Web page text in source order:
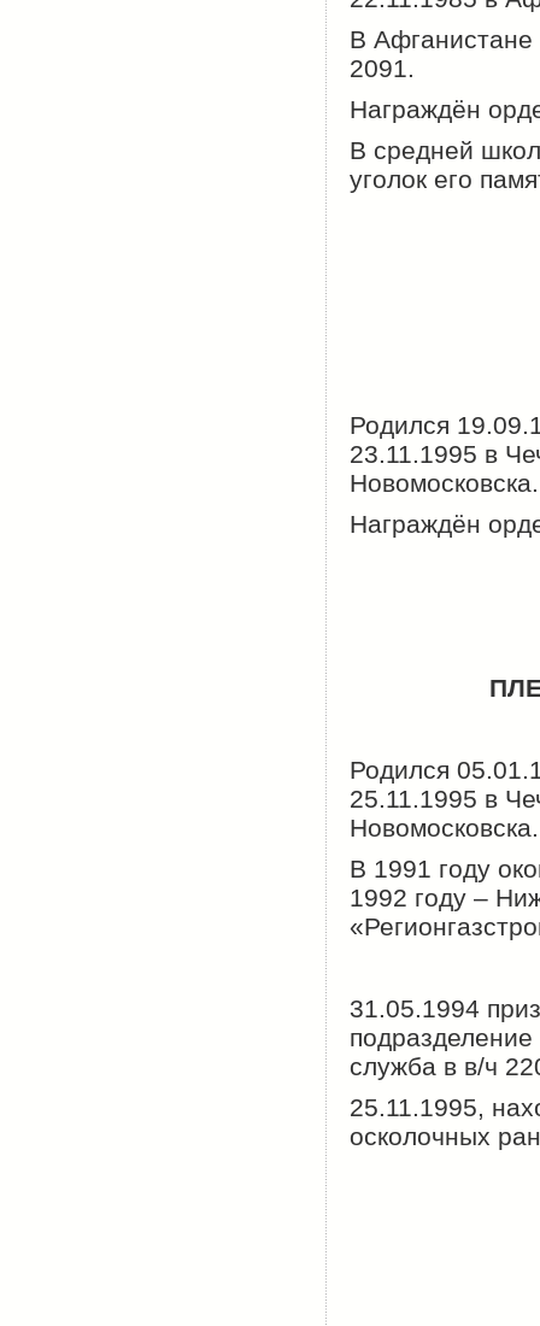
В Афганистане
2091.
Награждён
В средней
уголок его
Родился
23.11.1995 в
Новомосковска.
Награждён
Родился
25.11.1995 в
Новомосковска.
В 1991 году
1992 году –
31.05.1994
служба в в/ч
25.11.1995,
осколочных